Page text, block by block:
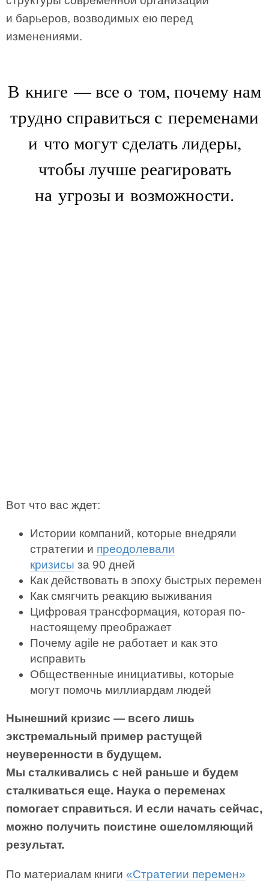
и барьеров, возводимых ею перед
изменениями.
В книге — все о том, почему нам
трудно справиться с переменами
и что могут сделать лидеры,
чтобы лучше реагировать
на угрозы и возможности.
Вот что вас ждет:
Истории компаний, которые внедряли
стратегии и преодолевали
кризисы за 90 дней
Как действовать в эпоху быстрых перемен
Как смягчить реакцию выживания
Цифровая трансформация, которая по-
настоящему преображает
Почему agile не работает и как это
исправить
Общественные инициативы, которые
могут помочь миллиардам людей
Нынешний кризис — всего лишь
экстремаль­ный пример растущей
неуверенности в будущем.
Мы сталкивались с ней раньше и будем
сталкиваться еще. Наука о переменах
помогает справиться. И если начать сейчас,
можно получить поис­тине ошеломляющий
результат.
По материалам книги «Стратегии перемен»